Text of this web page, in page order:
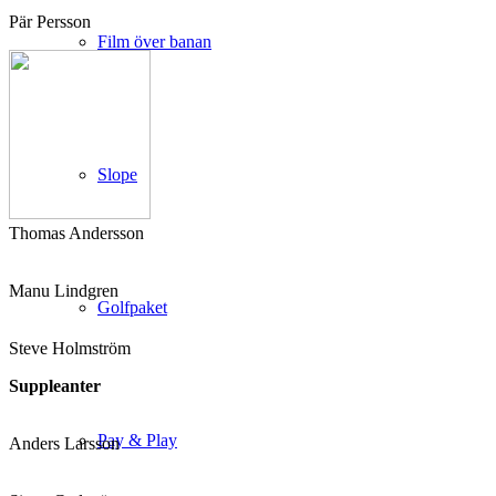
Film över banan
Slope
Golfpaket
Pay & Play
Pär Persson
Thomas Andersson
Manu Lindgren
Steve Holmström
Suppleanter
Anders Larsson